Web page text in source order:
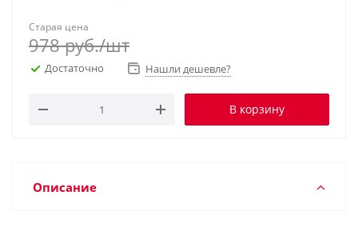
Старая цена
978руб./шт
Достаточно Нашли дешевле?
В корзину
Описание